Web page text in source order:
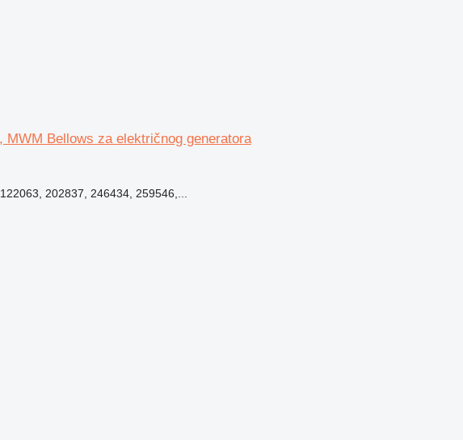
MWM Bellows za električnog generatora
202837, 246434, 259546,...